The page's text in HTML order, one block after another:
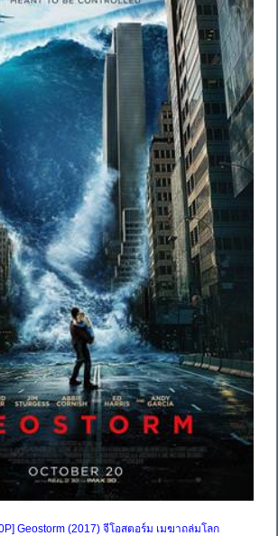
Geostorm (2017) จีโอสตอร์ม เมฆาถล่มโลก